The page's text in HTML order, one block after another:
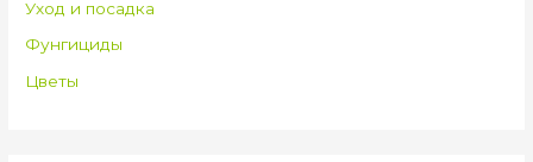
Уход и посадка
Фунгициды
Цветы